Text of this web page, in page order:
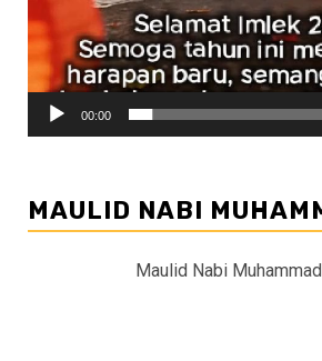
00:00
MAULID NABI
Maulid Nabi